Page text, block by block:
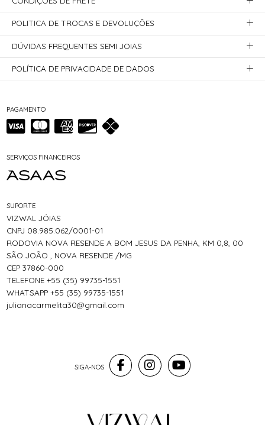
PAGAMENTO
SERVIÇOS FINANCEIROS
SUPORTE
VIZWAL JÓIAS
CNPJ 08.985.062/0001-01
RODOVIA NOVA RESENDE A BOM JESUS DA PENHA, KM 0,8, 00
SÃO JOÃO , NOVA RESENDE /MG
CEP 37860-000
TELEFONE +55 (35) 99735-1551
WHATSAPP +55 (35) 99735-1551
julianacarmelita30@gmail.com
POLITICA DE TROCAS E DEVOLUÇÕES
DÚVIDAS FREQUENTES SEMI JOIAS
POLÍTICA DE PRIVACIDADE DE DADOS